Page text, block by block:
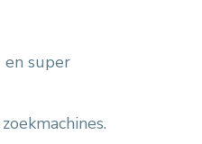
en super